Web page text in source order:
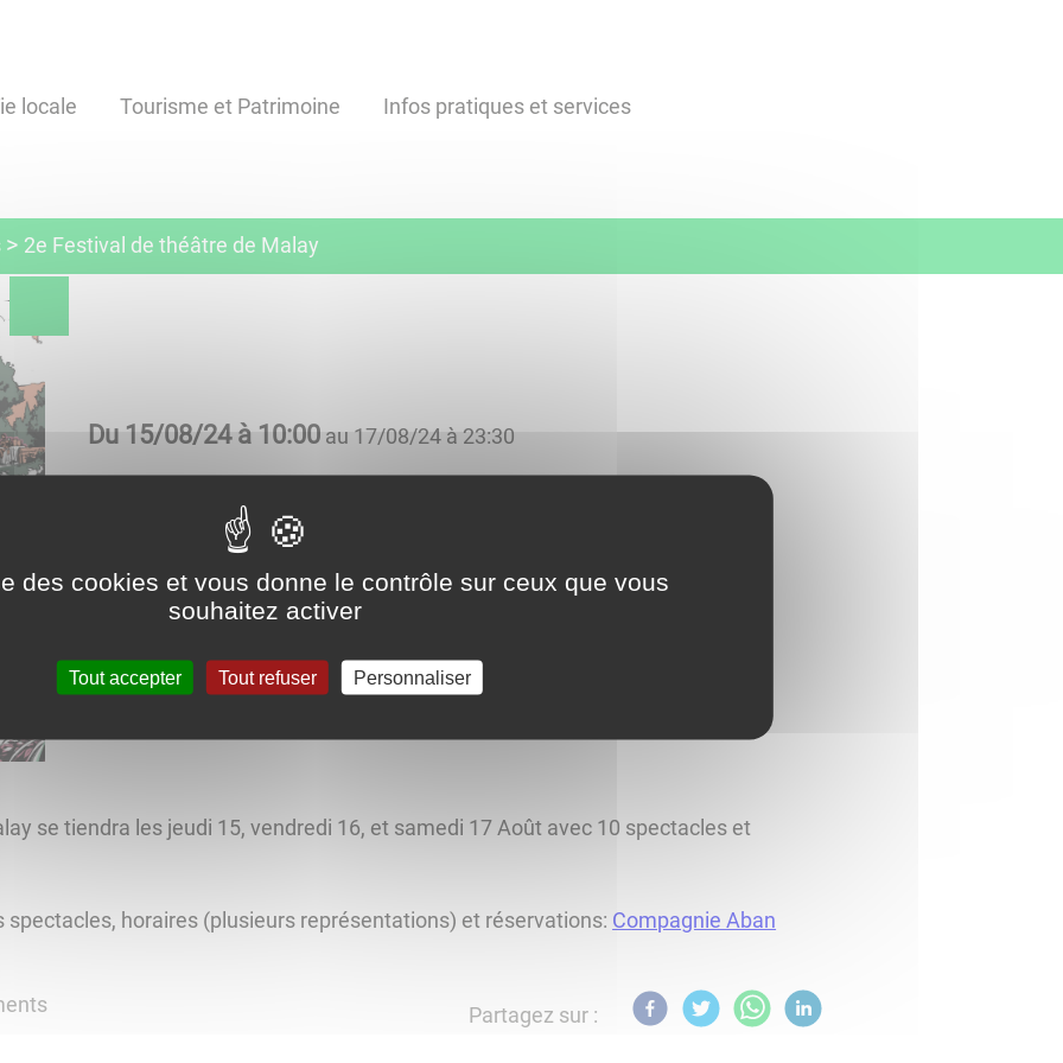
locale Tourisme et Patrimoine Infos pratiques et services
2e Festival de théâtre de Malay
Du 15/08/24 à 10:00 au 17/08/24 à 23:30
spectacle
2e Festival de théâtre de Malay
se tiendra les jeudi 15, vendredi 16, et samedi 17 Août avec 10 spectacles et
horaires (plusieurs représentations) et réservations: Compagnie Aban
Partagez sur :
des cookies et vous donne le contrôle sur ceux que vous
souhaitez activer
Tout accepter Tout refuser Personnaliser